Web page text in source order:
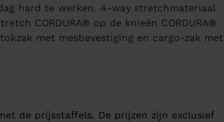
hard te werken. 4-way stretchmateriaal
CORDURA® op de knieën CORDURA®
met mesbevestiging en cargo-zak met
de prijsstaffels. De prijzen zijn exclusief